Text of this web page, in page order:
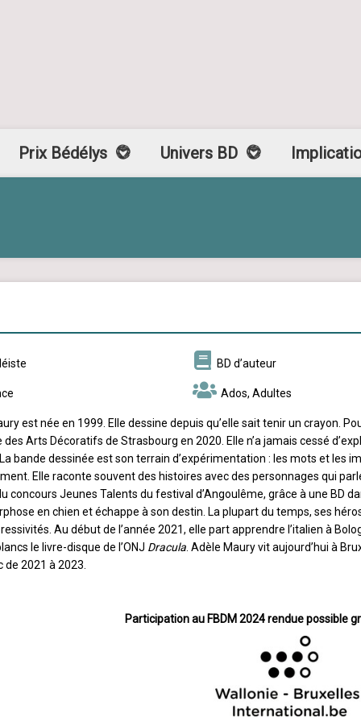
Prix Bédélys Univers BD
BD d’auteur
Ados, Adultes
est née en 1999. Elle dessine depuis qu’elle sait tenir un crayon.
des Arts Décoratifs de Strasbourg en 2020. Elle n’a jamais cessé
bande dessinée est son terrain d’expérimentation : les mots et les
Elle raconte souvent des histoires avec des personnages qui
concours Jeunes Talents du festival d’Angoulême, grâce à une BD
en chien et échappe à son destin. La plupart du temps, ses
Au début de l’année 2021, elle part apprendre l’italien à
le livre-disque de l’ONJ Dracula. Adèle Maury vit aujourd’hui à
de 2021 à 2023.
Participation au FBDM 2024 rendue possible